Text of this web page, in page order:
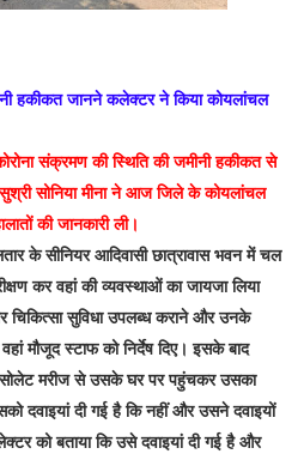
हकीकत जानने कलेक्टर ने किया कोयलांचल
संक्रमण की स्थिति की जमीनी हकीकत से
सोनिया मीना ने आज जिले के कोयलांचल
की जानकारी ली।
के सीनियर आदिवासी छात्रावास भवन में चल
कर वहां की व्यवस्थाओं का जायजा लिया
चिकित्सा सुविधा उपलब्ध कराने और उनके
मौजूद स्टाफ को निर्देष दिए। इसके बाद
मरीज से उसके घर पर पहुंचकर उसका
दवाइयां दी गई है कि नहीं और उसने दवाइयों
को बताया कि उसे दवाइयां दी गई है और